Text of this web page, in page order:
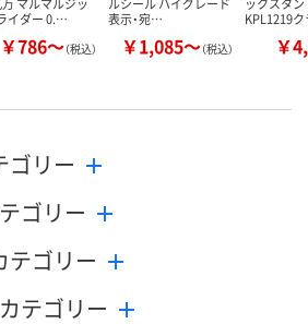
イダー 0.…
￥786～（税込）
表示・宛…
￥1,085～（税込）
KPL1219
￥
ゴリー
ゴリー
テゴリー
テゴリー